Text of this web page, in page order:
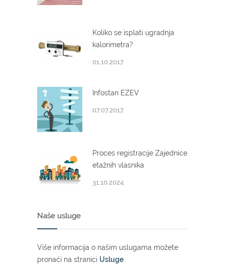
Koliko se isplati ugradnja
kalorimetra?
01.10.2017.
Infostan EZEV
07.07.2017.
Proces registracije Zajednice
etažnih vlasnika
31.10.2024.
Naše usluge
Više informacija o našim uslugama možete
pronaći na stranici Usluge